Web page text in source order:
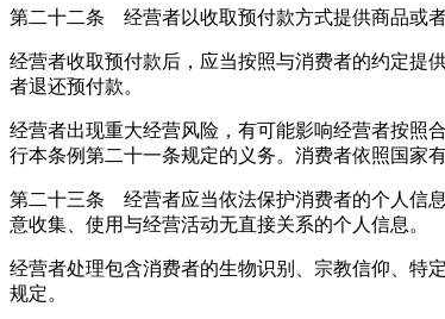
第二十二条 经营者以收取预付款方式提供商品或
经营者收取预付款后，应当按照与消费者的约定提
者退还预付款。
经营者出现重大经营风险，有可能影响经营者按照
行本条例第二十一条规定的义务。消费者依照国家
第二十三条 经营者应当依法保护消费者的个人信
意收集、使用与经营活动无直接关系的个人信息。
经营者处理包含消费者的生物识别、宗教信仰、特
规定。